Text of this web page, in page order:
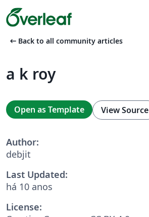
arrow_left_alt Back to all community articles
a k roy
Open as Template View Source
Author:
debjit
Last Updated:
há 10 anos
License: